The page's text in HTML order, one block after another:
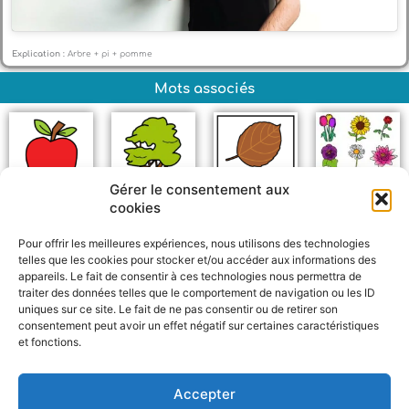
Gérer le consentement aux
cookies
Pour offrir les meilleures expériences, nous utilisons des technologies
telles que les cookies pour stocker et/ou accéder aux informations des
appareils. Le fait de consentir à ces technologies nous permettra de
traiter des données telles que le comportement de navigation ou les ID
uniques sur ce site. Le fait de ne pas consentir ou de retirer son
consentement peut avoir un effet négatif sur certaines caractéristiques
et fonctions.
Accepter
Explication : Arbre + pi + pomme
Mots associés
Arbre
a
h
e
s
a